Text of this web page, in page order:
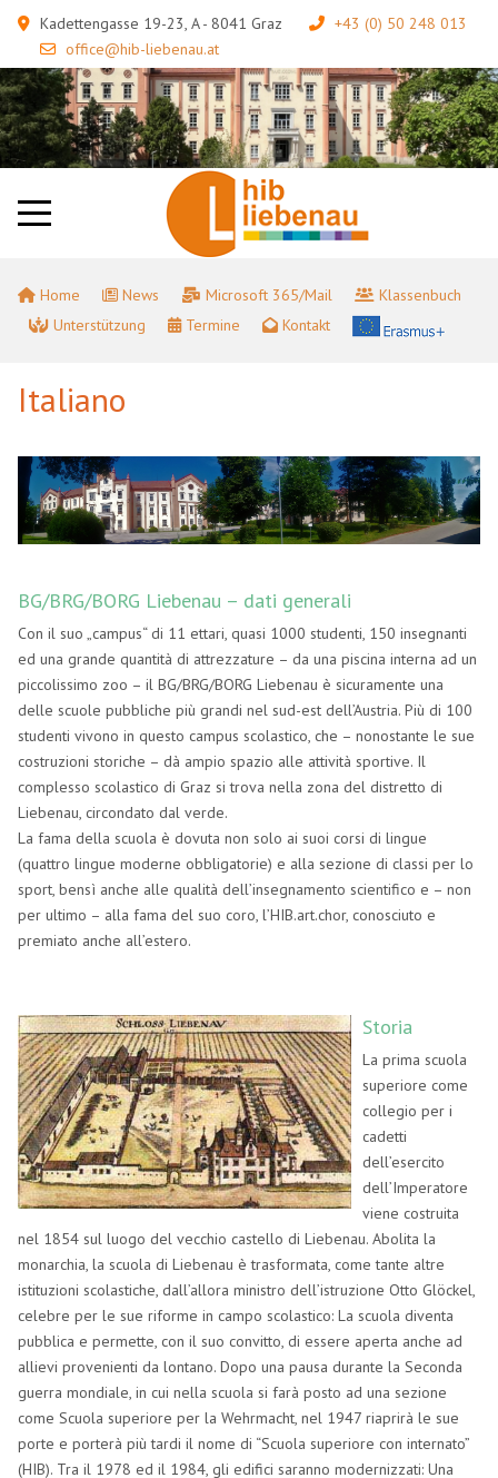
Kadettengasse 19-23, A - 8041 Graz
+43 (0) 50 248 013
office@hib-liebenau.at
Home News Microsoft 365/Mail
Klassenbuch
Unterstützung
Termine Kontakt
Italiano
BG/BRG/BORG Liebenau – dati generali
Con il suo „campus“ di 11 ettari, quasi 1000 studenti, 150 insegnanti
ed una grande quantità di attrezzature – da una piscina interna ad un
piccolissimo zoo – il BG/BRG/BORG Liebenau è sicuramente una
delle scuole pubbliche più grandi nel sud-est dell’Austria. Più di 100
studenti vivono in questo campus scolastico, che – nonostante le sue
costruzioni storiche – dà ampio spazio alle attività sportive. Il
complesso scolastico di Graz si trova nella zona del distretto di
Liebenau, circondato dal verde.
La fama della scuola è dovuta non solo ai suoi corsi di lingue
(quattro lingue moderne obbligatorie) e alla sezione di classi per lo
sport, bensì anche alle qualità dell’insegnamento scientifico e – non
per ultimo – alla fama del suo coro, l’HIB.art.chor, conosciuto e
premiato anche all’estero.
Storia
La prima scuola
superiore come
collegio per i
cadetti
dell’esercito
dell’Imperatore
viene costruita
nel 1854 sul luogo del vecchio castello di Liebenau. Abolita la
monarchia, la scuola di Liebenau è trasformata, come tante altre
istituzioni scolastiche, dall’allora ministro dell’istruzione Otto Glöckel,
celebre per le sue riforme in campo scolastico: La scuola diventa
pubblica e permette, con il suo convitto, di essere aperta anche ad
allievi provenienti da lontano. Dopo una pausa durante la Seconda
guerra mondiale, in cui nella scuola si farà posto ad una sezione
come Scuola superiore per la Wehrmacht, nel 1947 riaprirà le sue
porte e porterà più tardi il nome di “Scuola superiore con internato”
(HIB). Tra il 1978 ed il 1984, gli edifici saranno modernizzati: Una